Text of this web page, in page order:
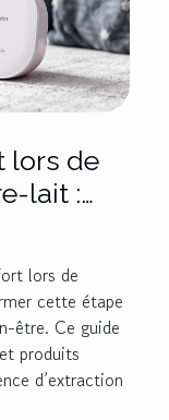
lors de
lait :
lors de
cette étape
être. Ce guide
produits
d’extraction